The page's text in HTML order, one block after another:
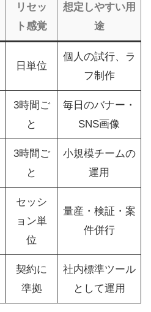
リセッ
ト感覚
想定しやすい用
途
日単位
個人の試行、ラ
フ制作
3時間ご
と
毎日のバナー・
SNS画像
3時間ご
と
小規模チームの
運用
セッシ
ョン単
位
量産・検証・案
件併行
契約に
準拠
社内標準ツール
として運用